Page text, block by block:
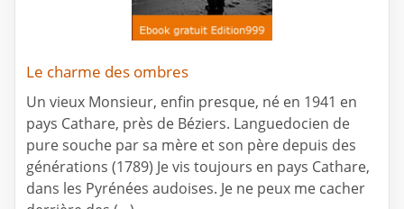
Le charme des ombres
Un vieux Monsieur, enfin presque, né en 1941 en
pays Cathare, près de Béziers. Languedocien de
pure souche par sa mère et son père depuis des
générations (1789) Je vis toujours en pays Cathare,
dans les Pyrénées audoises. Je ne peux me cacher